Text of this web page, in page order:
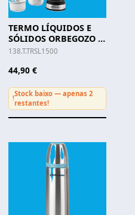
TERMO LÍQUIDOS E
SÓLIDOS ORBEGOZO -
TRSL 1500
138.T.TRSL1500
44,90 €
!
Stock baixo — apenas 2
restantes!